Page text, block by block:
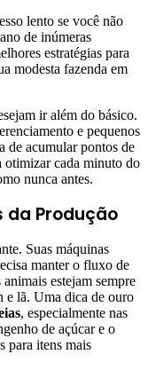
lento se você não
de inúmeras
estratégias para
modesta fazenda em
ir além do básico.
e pequenos
de acumular pontos de
otimizar cada minuto do
nunca antes.
da Produção
Suas máquinas
manter o fluxo de
estejam sempre
e lã. Uma dica de ouro
, especialmente nas
de açúcar e o
para itens mais